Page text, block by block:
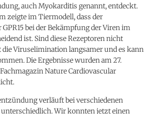
auch Myokarditis genannt, entdeckt.
zeigte im Tiermodell, dass der
bei der Bekämpfung der Viren im
ist. Sind diese Rezeptoren nicht
Viruselimination langsamer und es kann
Die Ergebnisse wurden am 27.
Nature Cardiovascular
verläuft bei verschiedenen
Wir konnten jetzt einen